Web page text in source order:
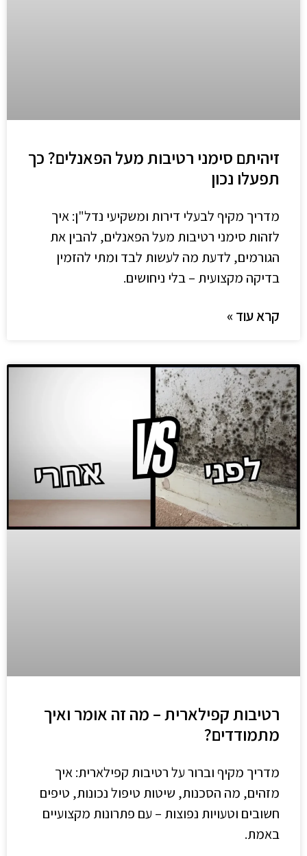
זיהיתם סימני רטיבות מעל הפאנלים? כך
תפעלו נכון
מדריך מקיף לבעלי דירות ומשקיעי נדל"ן: איך
לזהות סימני רטיבות מעל הפאנלים, להבין את
הגורמים, לדעת מה לעשות לבד ומתי להזמין
בדיקה מקצועית – בלי ניחושים.
קרא עוד »
רטיבות קפילארית​ – מה זה אומר ואיך
מתמודדים?
מדריך מקיף וברור על רטיבות קפילארית: איך
מזהים, מה הסכנות, שיטות טיפול נכונות, טיפים
חשובים וטעויות נפוצות – עם פתרונות מקצועיים
באמת.